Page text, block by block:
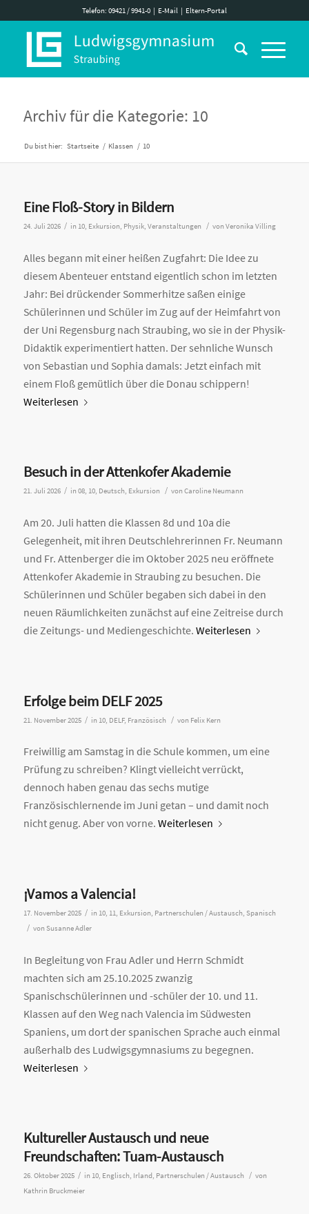
Telefon: 09421 / 9941-0| E-Mail| Eltern-Portal
Archiv für die Kategorie: 10
Du bist hier: Startseite / Klassen / 10
Eine Floß-Story in Bildern
24. Juli 2026 / in 10, Exkursion, Physik, Veranstaltungen / von Veronika Villing
Alles begann mit einer heißen Zugfahrt: Die Idee zu
diesem Abenteuer entstand eigentlich schon im letzten
Jahr: Bei drückender Sommerhitze saßen einige
Schülerinnen und Schüler im Zug auf der Heimfahrt von
der Uni Regensburg nach Straubing, wo sie in der Physik-
Didaktik experimentiert hatten. Der sehnliche Wunsch
von Sebastian und Sophia damals: Jetzt einfach mit
einem Floß gemütlich über die Donau schippern!
Weiterlesen
Besuch in der Attenkofer Akademie
21. Juli 2026 / in 08, 10, Deutsch, Exkursion / von Caroline Neumann
Am 20. Juli hatten die Klassen 8d und 10a die
Gelegenheit, mit ihren Deutschlehrerinnen Fr. Neumann
und Fr. Attenberger die im Oktober 2025 neu eröffnete
Attenkofer Akademie in Straubing zu besuchen. Die
Schülerinnen und Schüler begaben sich dabei in den
neuen Räumlichkeiten zunächst auf eine Zeitreise durch
die Zeitungs- und Mediengeschichte. Weiterlesen
Erfolge beim DELF 2025
21. November 2025 / in 10, DELF, Französisch / von Felix Kern
Freiwillig am Samstag in die Schule kommen, um eine
Prüfung zu schreiben? Klingt vielleicht verrückt,
dennoch haben genau das sechs mutige
Französischlernende im Juni getan – und damit noch
nicht genug. Aber von vorne. Weiterlesen
¡Vamos a Valencia!
17. November 2025 / in 10, 11, Exkursion, Partnerschulen / Austausch, Spanisch
/ von Susanne Adler
In Begleitung von Frau Adler und Herrn Schmidt
machten sich am 25.10.2025 zwanzig
Spanischschülerinnen und -schüler der 10. und 11.
Klassen auf den Weg nach Valencia im Südwesten
Spaniens, um dort der spanischen Sprache auch einmal
außerhalb des Ludwigsgymnasiums zu begegnen.
Weiterlesen
Kultureller Austausch und neue
Freundschaften: Tuam-Austausch
26. Oktober 2025 / in 10, Englisch, Irland , Partnerschulen / Austausch / von
Kathrin Bruckmeier